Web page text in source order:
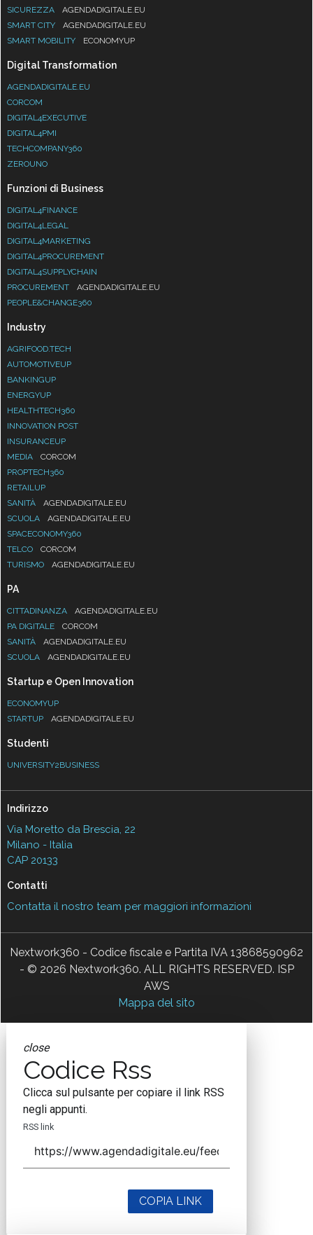
SICUREZZA
AGENDADIGITALE.EU
SMART CITY
AGENDADIGITALE.EU
SMART MOBILITY
ECONOMYUP
Digital Transformation
AGENDADIGITALE.EU
CORCOM
DIGITAL4EXECUTIVE
DIGITAL4PMI
TECHCOMPANY360
ZEROUNO
Funzioni di Business
DIGITAL4FINANCE
DIGITAL4LEGAL
DIGITAL4MARKETING
DIGITAL4PROCUREMENT
DIGITAL4SUPPLYCHAIN
PROCUREMENT
AGENDADIGITALE.EU
PEOPLE&CHANGE360
Industry
AGRIFOOD.TECH
AUTOMOTIVEUP
BANKINGUP
ENERGYUP
HEALTHTECH360
INNOVATION POST
INSURANCEUP
MEDIA
CORCOM
PROPTECH360
RETAILUP
SANITÀ
AGENDADIGITALE.EU
SCUOLA
AGENDADIGITALE.EU
SPACECONOMY360
TELCO
CORCOM
TURISMO
AGENDADIGITALE.EU
PA
CITTADINANZA
AGENDADIGITALE.EU
PA DIGITALE
CORCOM
SANITÀ
AGENDADIGITALE.EU
SCUOLA
AGENDADIGITALE.EU
Startup e Open Innovation
ECONOMYUP
STARTUP
AGENDADIGITALE.EU
Studenti
UNIVERSITY2BUSINESS
Indirizzo
Via Moretto da Brescia, 22
Milano - Italia
CAP 20133
Contatti
Contatta il nostro team per maggiori informazioni
Nextwork360 - Codice fiscale e Partita IVA 13868590962
- © 2026 Nextwork360. ALL RIGHTS RESERVED. ISP
AWS
Mappa del sito
close
Codice Rss
Clicca sul pulsante per copiare il link RSS
negli appunti.
RSS link
COPIA LINK